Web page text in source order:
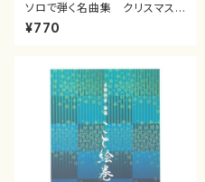
ソロで弾く名曲集 クリスマス・
イブ／恋人がサンタクロース(
箏独奏 /大平光美 編曲/楽
¥770